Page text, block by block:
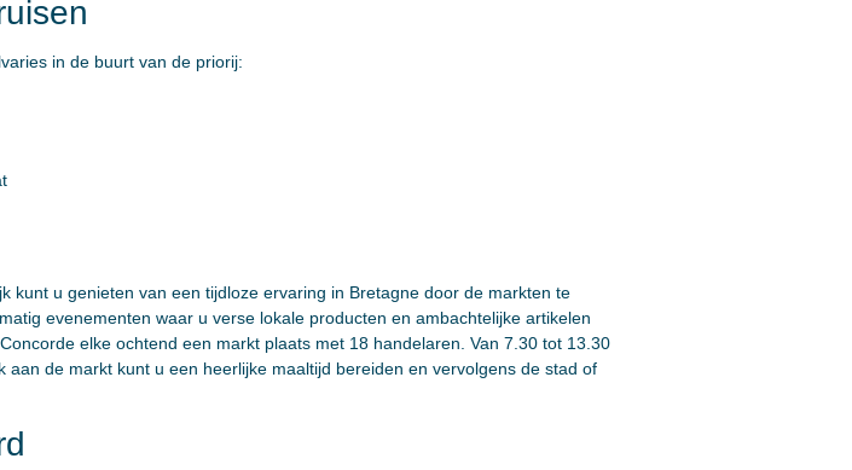
in de buurt van de priorij:
kunt u genieten van een tijdloze ervaring in Bretagne door de markten te
evenementen waar u verse lokale producten en ambachtelijke artikelen
elke ochtend een markt plaats met 18 handelaren. Van 7.30 tot 13.30
de markt kunt u een heerlijke maaltijd bereiden en vervolgens de stad of